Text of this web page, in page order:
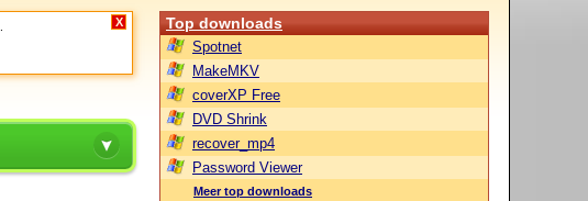
X Top downloads
Spotnet
MakeMKV
coverXP Free
DVD Shrink
recover_mp4
Password Viewer
Meer top downloads